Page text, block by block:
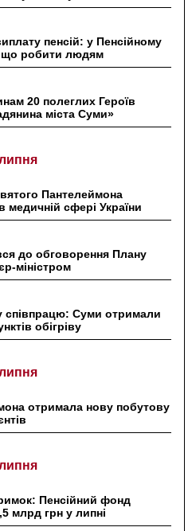
пенсій: у Пенсійному
що робити людям
20 полеглих Героїв
міста Суми»
Пантелеймона
медичній сфері України
до обговорення Плану
міністром
співпрацю: Суми отримали
обігріву
отримала нову побутову
Пенсійний фонд
млрд грн у липні